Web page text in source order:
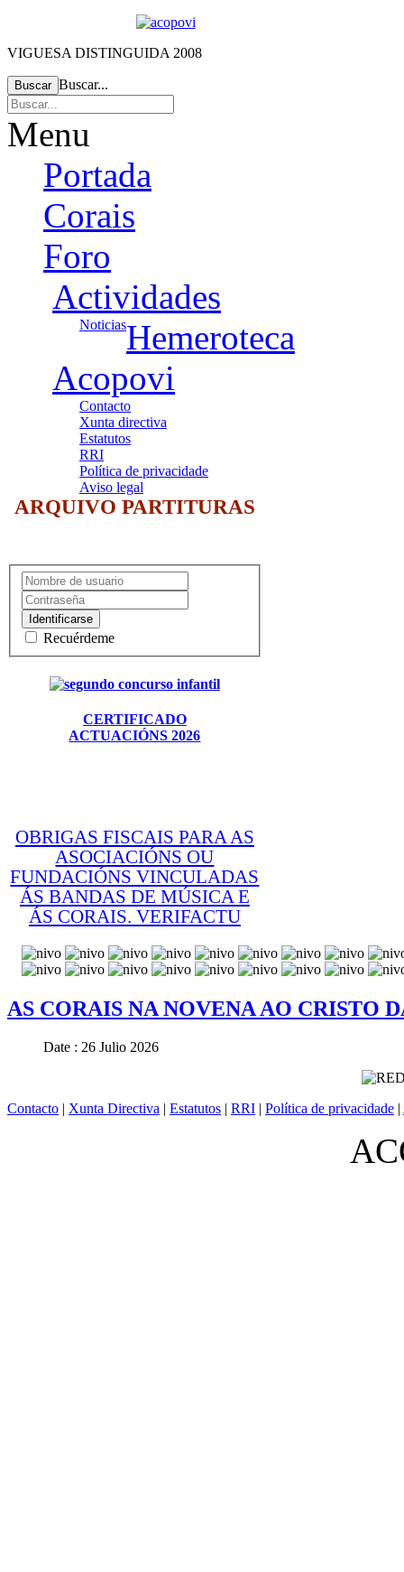
VIGUESA DISTINGUIDA 2008
Buscar Buscar...
Menu
Portada
Corais
Foro
Actividades
NoticiasHemeroteca
Acopovi
Contacto
Xunta directiva
Estatutos
RRI
Política de privacidade
Aviso legal
ARQUIVO PARTITURAS
Identificarse
Recuérdeme
CERTIFICADO
ACTUACIÓNS 2026
OBRIGAS FISCAIS PARA AS
ASOCIACIÓNS OU
FUNDACIÓNS VINCULADAS
ÁS BANDAS DE MÚSICA E
ÁS CORAIS. VERIFACTU
AS CORAIS NA NOVENA AO CRISTO
Date : 26 Julio 2026
Contacto | Xunta Directiva | Estatutos | RRI | Política de privacidade |